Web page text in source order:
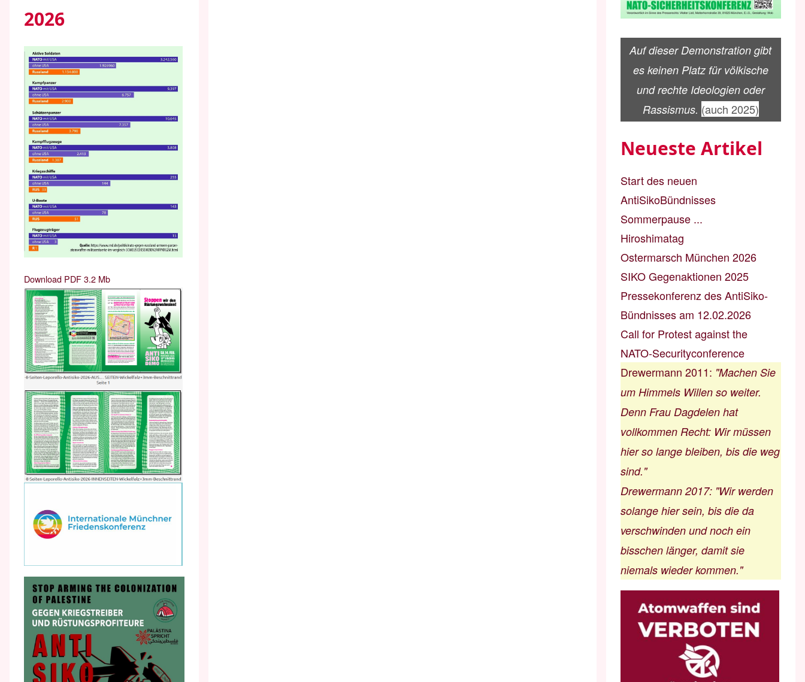
2026
Download PDF 3.2 Mb
Auf dieser Demonstration gibt
es keinen Platz für völkische
und rechte Ideologien oder
Rassismus. (auch 2025)
Neueste Artikel
Start des neuen
AntiSikoBündnisses
Sommerpause ...
Hiroshimatag
Ostermarsch München 2026
SIKO Gegenaktionen 2025
Pressekonferenz des AntiSiko-
Bündnisses am 12.02.2026
Call for Protest against the
NATO-Securityconference
Drewermann 2011: "Machen Sie
um Himmels Willen so weiter.
Denn Frau Dagdelen hat
vollkommen Recht: Wir müssen
hier so lange bleiben, bis die weg
sind."
Drewermann 2017: "Wir werden
solange hier sein, bis die da
verschwinden und noch ein
bisschen länger, damit sie
niemals wieder kommen."